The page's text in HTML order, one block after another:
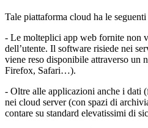
Tale piattaforma cloud ha le
- Le molteplici app web fornite non
dell’utente. Il software risiede nei
viene reso disponibile attraverso un
Firefox, Safari…).
- Oltre alle applicazioni anche i dati
nei cloud server (con spazi di
contare su standard elevatissimi di